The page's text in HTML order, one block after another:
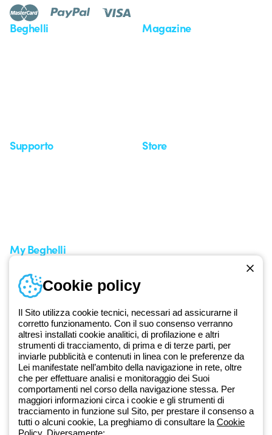
Dal 2025 Beghelli è parte del Gruppo GEWISS, all’interno
dell’ecosistema GEWISS LightZone, dove realizziamo soluzioni di
illuminazione integrate che trasformano la complessità in semplicità,
supportando professionisti e utenti finali nella realizzazione dei loro
bisogni.Scopri di più su GEWISS
Beghelli Magazine
Supporto Store
My Beghelli
Accedi o registrati
Formazione
Documentazione e software
Iscriviti alla newsletter
Cookie policy
Il Sito utilizza cookie tecnici, necessari ad assicurarne il
corretto funzionamento. Con il suo consenso verranno
altresì installati cookie analitici, di profilazione e altri
strumenti di tracciamento, di prima e di terze parti, per
inviarle pubblicità e contenuti in linea con le preferenze da
Lei manifestate nell’ambito della navigazione in rete, oltre
che per effettuare analisi e monitoraggio dei Suoi
comportamenti nel corso della navigazione stessa. Per
maggiori informazioni circa i cookie e gli strumenti di
tracciamento in funzione sul Sito, per prestare il consenso a
tutti o alcuni cookie, La preghiamo di consultare la Cookie
Policy. Diversamente: